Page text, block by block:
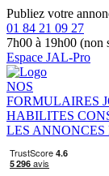
Publiez votre
01 84 21 09 27
7h00 à 19h00 (non
Espace JAL-Pro
NOS
FORMULAIRES
HABILITES
LES ANNONCES